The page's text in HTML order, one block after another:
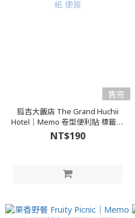
售完
狐吉大飯店 The Grand Huchii
Hotel｜Memo 卷型便利貼 標籤貼
紙 便簽
NT$190